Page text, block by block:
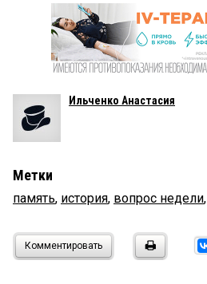
Ильченко Анастасия
Метки
память, история, вопрос недели,
Комментировать